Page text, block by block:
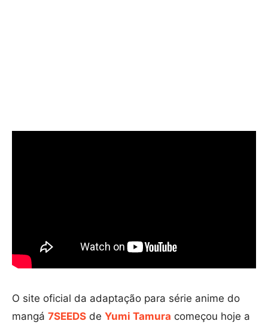
O site oficial da adaptação para série anime do
mangá 7SEEDS de Yumi Tamura começou hoje a